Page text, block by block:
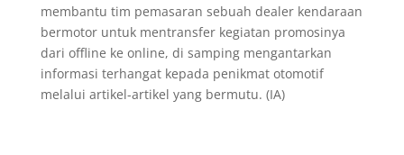
membantu tim pemasaran sebuah dealer kendaraan
bermotor untuk mentransfer kegiatan promosinya
dari offline ke online, di samping mengantarkan
informasi terhangat kepada penikmat otomotif
melalui artikel-artikel yang bermutu. (IA)